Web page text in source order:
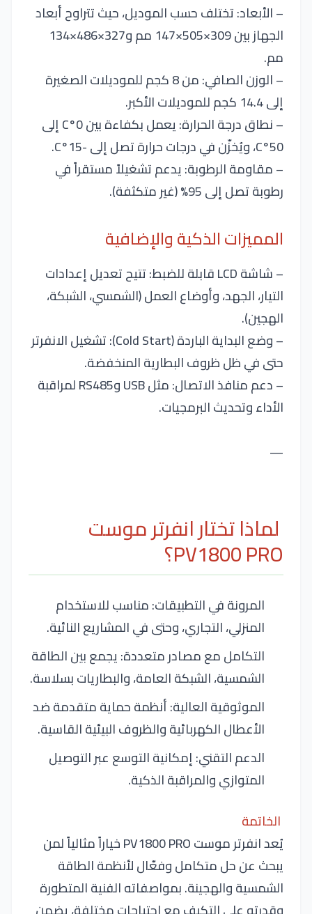
– الأبعاد: تختلف حسب الموديل، حيث تتراوح أبعاد
الجهاز بين 309×505×147 مم و327×486×134
مم.
– الوزن الصافي: من 8 كجم للموديلات الصغيرة
إلى 14.4 كجم للموديلات الأكبر.
– نطاق درجة الحرارة: يعمل بكفاءة بين 0°C إلى
50°C، ويُخزّن في درجات حرارة تصل إلى -15°C.
– مقاومة الرطوبة: يدعم تشغيلاً مستقراً في
رطوبة تصل إلى 95% (غير متكثفة).
المميزات الذكية والإضافية
– شاشة LCD قابلة للضبط: تتيح تعديل إعدادات
التيار، الجهد، وأوضاع العمل (الشمسي، الشبكة،
الهجين).
– وضع البداية الباردة (Cold Start): تشغيل الانفرتر
حتى في ظل ظروف البطارية المنخفضة.
– دعم منافذ الاتصال: مثل USB وRS485 لمراقبة
الأداء وتحديث البرمجيات.
—
لماذا تختار انفرتر موست
PV1800 PRO؟
المرونة في التطبيقات: مناسب للاستخدام
المنزلي، التجاري، وحتى في المشاريع النائية.
التكامل مع مصادر متعددة: يجمع بين الطاقة
الشمسية، الشبكة العامة، والبطاريات بسلاسة.
الموثوقية العالية: أنظمة حماية متقدمة ضد
الأعطال الكهربائية والظروف البيئية القاسية.
الدعم التقني: إمكانية التوسع عبر التوصيل
المتوازي والمراقبة الذكية.
الخاتمة
يُعد انفرتر موست PV1800 PRO خياراً مثالياً لمن
يبحث عن حل متكامل وفعّال لأنظمة الطاقة
الشمسية والهجينة. بمواصفاته الفنية المتطورة